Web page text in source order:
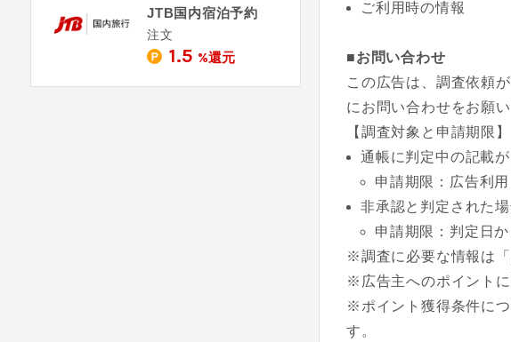
ご利用時の情報
■お問い合わせ
この広告は、調査依頼
にお問い合わせをお願い
【調査対象と申請期限】
通帳に判定中の記載
申請期限：広告利
非承認と判定された
申請期限：判定日
※調査に必要な情報は
※広告主へのポイント
※ポイント獲得条件に
す。
JTB国内宿泊予約
注文
1.5 %還元